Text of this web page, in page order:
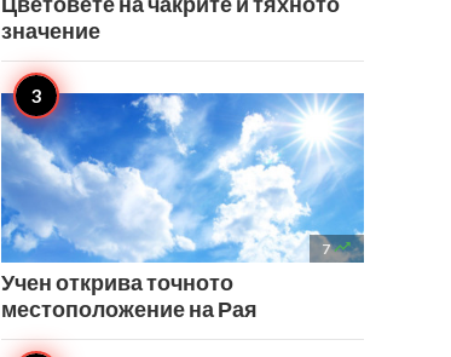
значение
7 
Учен открива точното
местоположение на Рая